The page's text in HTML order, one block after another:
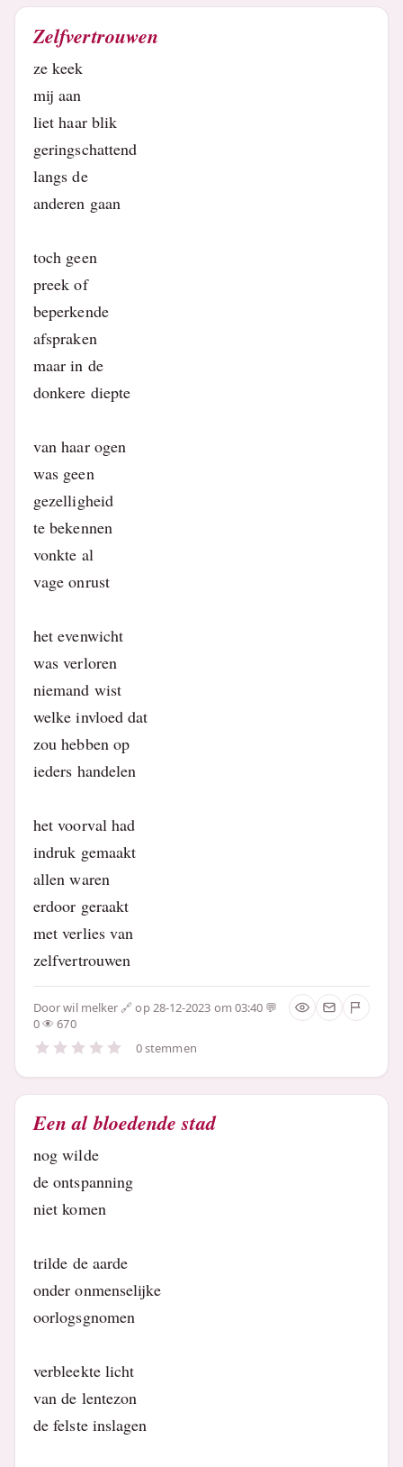
Zelfvertrouwen
ze keek
mij aan
liet haar blik
geringschattend
langs de
anderen gaan
toch geen
preek of
beperkende
afspraken
maar in de
donkere diepte
van haar ogen
was geen
gezelligheid
te bekennen
vonkte al
vage onrust
het evenwicht
was verloren
niemand wist
welke invloed dat
zou hebben op
ieders handelen
het voorval had
indruk gemaakt
allen waren
erdoor geraakt
met verlies van
zelfvertrouwen
Doorwil melker
op 28-12-2023 om 03:40
0
670
0 stemmen
Een al bloedende stad
nog wilde
de ontspanning
niet komen
trilde de aarde
onder onmenselijke
oorlogsgnomen
verbleekte licht
van de lentezon
de felste inslagen